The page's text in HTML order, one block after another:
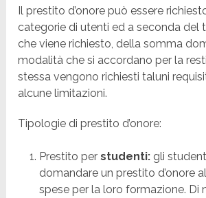
Il prestito d’onore può essere
categorie di utenti ed a seconda del
che viene richiesto, della somma
modalità che si accordano per la
stessa vengono richiesti taluni
alcune limitazioni.
Tipologie di prestito d’onore:
Prestito per studenti:gli
domandare un prestito d’onore
spese per la loro formazione. Di